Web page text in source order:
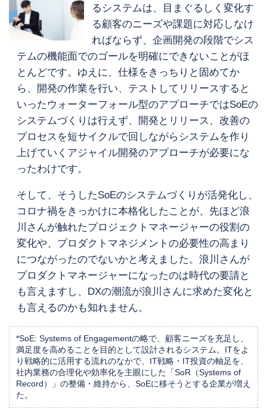
るシステムは、目まぐるしく変化す
る顧客のニーズや課題に対応しなけ
ればならず、企画開発の段階でシス
テムの機能面でのゴールを明確にできないことがほ
とんどです。ゆえに、仕様をきっちりと固めてか
ら、開発の作業を行い、テストしてリリースすると
いったウォーターフォール型のアプローチではSoEの
システムづくりは行えず、開発とリリース、改善の
プロセスを短サイクルで回しながらシステムを作り
上げていくアジャイル開発のアプローチが必要にな
ったわけです。
そして、そうしたSoEのシステムづくりが活発化し、
コロナ禍をきっかけに本格化したことが、先ほど浪
川さんが触れたプロジェクトマネージャーの役割の
変化や、プロダクトマネジメントの必要性の高まり
につながったのでないかと考えました。浪川さんが
プロダクトマネージャーになったのは時代の要請と
も言えますし、DXの潮流が浪川さんに求めた変化と
も言えるのかも知れません。
*SoE: Systems of Engagementの略で、顧客ニーズを充足し、
満足度を高めることを目的として設計されるシステム。ITをよ
り戦略的に活用する流れのなかで、IT戦略・IT投資の軸足を、
社内業務の合理化や効率化を主眼にした「SoR（Systems of
Record）」の整備・維持から、SoEに移そうとする企業が増え
た。